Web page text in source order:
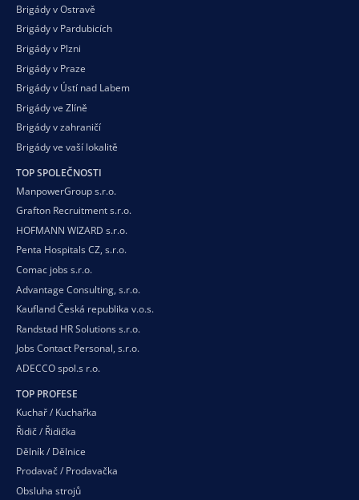
Brigády v Ostravě
Brigády v Pardubicích
Brigády v Plzni
Brigády v Praze
Brigády v Ústí nad Labem
Brigády ve Zlíně
Brigády v zahraničí
Brigády ve vaší lokalitě
TOP SPOLEČNOSTI
ManpowerGroup s.r.o.
Grafton Recruitment s.r.o.
HOFMANN WIZARD s.r.o.
Penta Hospitals CZ, s.r.o.
Comac jobs s.r.o.
Advantage Consulting, s.r.o.
Kaufland Česká republika v.o.s.
Randstad HR Solutions s.r.o.
Jobs Contact Personal, s.r.o.
ADECCO spol.s r.o.
TOP PROFESE
Kuchař / Kuchařka
Řidič / Řidička
Dělník / Dělnice
Prodavač / Prodavačka
Obsluha strojů